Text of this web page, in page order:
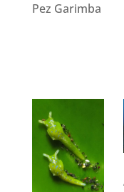
Pez Garimba